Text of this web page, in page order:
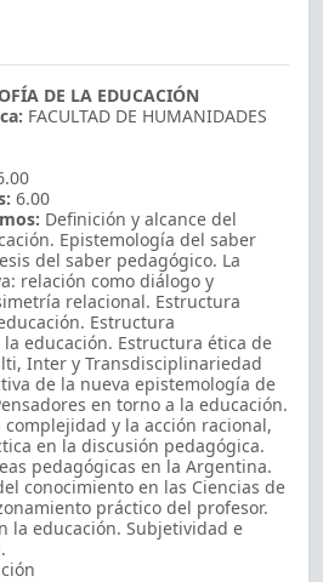
DE LA EDUCACIÓN
FACULTAD DE HUMANIDADES
6.00
Definición y alcance del
Epistemología del saber
del saber pedagógico. La
relación como diálogo y
relacional. Estructura
Estructura
educación. Estructura ética de
Inter y Transdisciplinariedad
de la nueva epistemología de
en torno a la educación.
complejidad y la acción racional,
en la discusión pedagógica.
pedagógicas en la Argentina.
conocimiento en las Ciencias de
práctico del profesor.
la educación. Subjetividad e